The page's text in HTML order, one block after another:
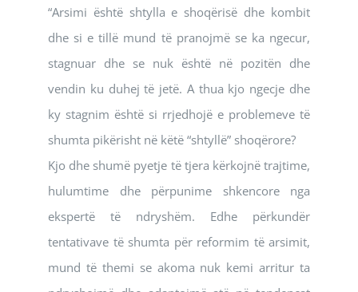
“Arsimi është shtylla e shoqërisë dhe kombit
dhe si e tillë mund të pranojmë se ka ngecur,
stagnuar dhe se nuk është në pozitën dhe
vendin ku duhej të jetë. A thua kjo ngecje dhe
ky stagnim është si rrjedhojë e problemeve të
shumta pikërisht në këtë “shtyllë” shoqërore?
Kjo dhe shumë pyetje të tjera kërkojnë trajtime,
hulumtime dhe përpunime shkencore nga
ekspertë të ndryshëm. Edhe përkundër
tentativave të shumta për reformim të arsimit,
mund të themi se akoma nuk kemi arritur ta